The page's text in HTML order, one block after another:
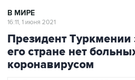
В МИРЕ
16:11, 1 июня 2021
Президент Туркмении
его стране нет
коронавирусом